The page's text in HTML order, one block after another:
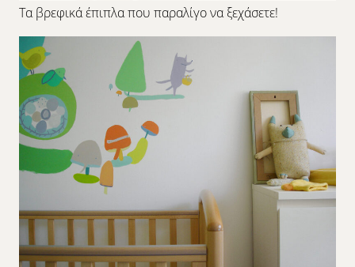
Τα βρεφικά έπιπλα που παραλίγο να ξεχάσετε!